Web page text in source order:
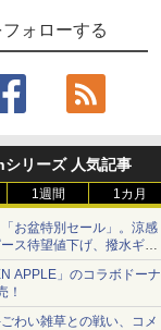
ォローする
リーズ 人気記事
1週間 1カ月
お盆特別セール」。涼感
ス待望値下げ、撥水ギア
APPLE」のコラボドーナ
！
わい雑草との戦い、コメ